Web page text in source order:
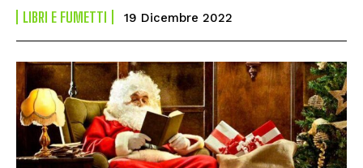
LIBRI E FUMETTI 19 Dicembre 2022